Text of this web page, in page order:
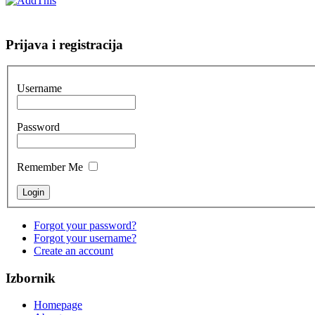
Prijava i registracija
Username
Password
Remember Me
Forgot your password?
Forgot your username?
Create an account
Izbornik
Homepage